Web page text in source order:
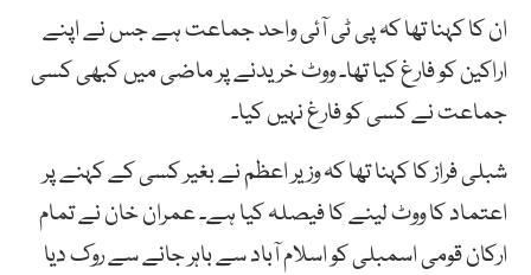
ان کا کہنا تھا کہ پی ٹی آئی واحد جماعت ہے جس نے اپنے
اراکین کو فارغ کیا تھا۔ ووٹ خریدنے پر ماضی میں کبھی کسی
جماعت نے کسی کو فارغ نہیں کیا۔
شبلی فراز کا کہنا تھا کہ وزیر اعظم نے بغیر کسی کے کہنے پر
اعتماد کا ووٹ لینے کا فیصلہ کیا ہے۔ عمران خان نے تمام
ارکان قومی اسمبلی کو اسلام آباد سے باہر جانے سے روک دیا